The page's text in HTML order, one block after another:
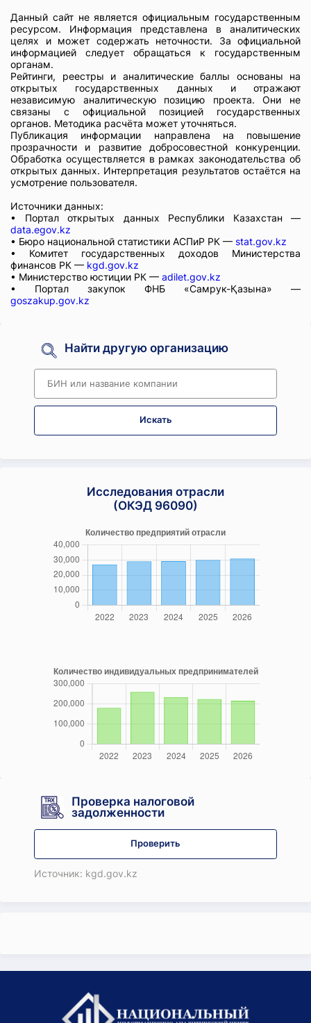
Данный сайт не является официальным государственным
ресурсом. Информация представлена в аналитических
целях и может содержать неточности. За официальной
информацией следует обращаться к государственным
органам.
Рейтинги, реестры и аналитические баллы основаны на
открытых государственных данных и отражают
независимую аналитическую позицию проекта. Они не
связаны с официальной позицией государственных
органов. Методика расчёта может уточняться.
Публикация информации направлена на повышение
прозрачности и развитие добросовестной конкуренции.
Обработка осуществляется в рамках законодательства об
открытых данных. Интерпретация результатов остаётся на
усмотрение пользователя.
Источники данных:
• Портал открытых данных Республики Казахстан —
data.egov.kz
• Бюро национальной статистики АСПиР РК — stat.gov.kz
• Комитет государственных доходов Министерства
финансов РК — kgd.gov.kz
• Министерство юстиции РК — adilet.gov.kz
• Портал закупок ФНБ «Самрук-Қазына» —
goszakup.gov.kz
Найти другую организацию
Искать
Исследования отрасли
(ОКЭД 96090)
Проверка налоговой
задолженности
Проверить
Источник: kgd.gov.kz